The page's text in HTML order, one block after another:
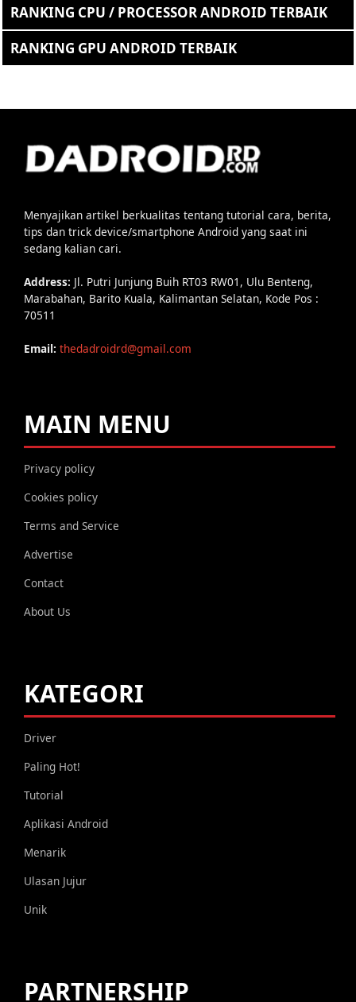
RANKING CPU / PROCESSOR ANDROID TERBAIK
RANKING GPU ANDROID TERBAIK
Menyajikan artikel berkualitas tentang tutorial cara, berita,
tips dan trick device/smartphone Android yang saat ini
sedang kalian cari.
Address: Jl. Putri Junjung Buih RT03 RW01, Ulu Benteng,
Marabahan, Barito Kuala, Kalimantan Selatan, Kode Pos :
70511
Email: thedadroidrd@gmail.com
MAIN MENU
Privacy policy
Cookies policy
Terms and Service
Advertise
Contact
About Us
KATEGORI
Driver
Paling Hot!
Tutorial
Aplikasi Android
Menarik
Ulasan Jujur
Unik
PARTNERSHIP